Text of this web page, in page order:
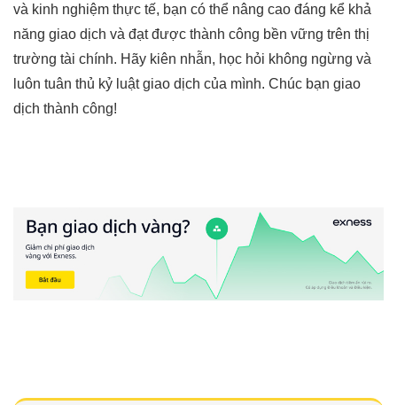
và kinh nghiệm thực tế, bạn có thể nâng cao đáng kể khả
năng giao dịch và đạt được thành công bền vững trên thị
trường tài chính. Hãy kiên nhẫn, học hỏi không ngừng và
luôn tuân thủ kỷ luật giao dịch của mình. Chúc bạn giao
dịch thành công!